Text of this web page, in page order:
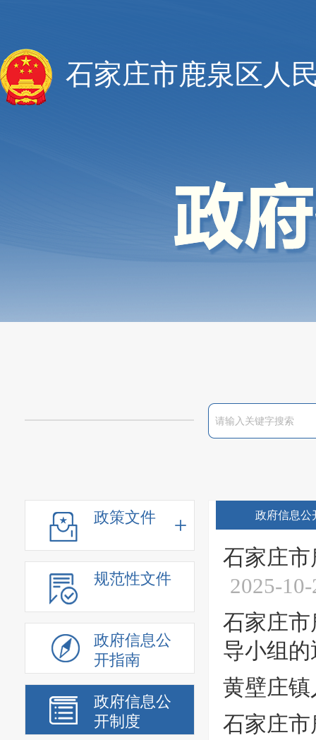
石家庄市鹿泉区人
政策文件
规范性文件
政府信息公
开指南
政府信息公
开制度
政府信息公
石家庄
2025-
石家庄
导小组的
黄壁庄
石家庄